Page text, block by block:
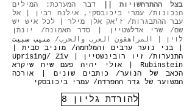
בצל ההתרחשויות || דבר המערכת: המילים
הנכונות/ עמרי ביכובסקי, אילנה רבין | אל
עבר ההתבגרות/ ז'אק אלן מילר | לכל איש יש
שם/ שרי אדלשטיין | סדר האמונה/ יונתן
לוין | المراھقون العرب والحرب/ ​منیب سبیت
| בני נוער ערבים והמלחמה/ מוניב סבית |
התנערות/ זיו רובינשטיין | Uprising/ Ziv
Rubinstein | אולי יהיה פעם שיח שיקרא
הכאב של הנוער/ כותבים שונים | אורכה
המשוער של גדר ההפרדה/ עמרי ביכובסקי
להורדת גליון 8